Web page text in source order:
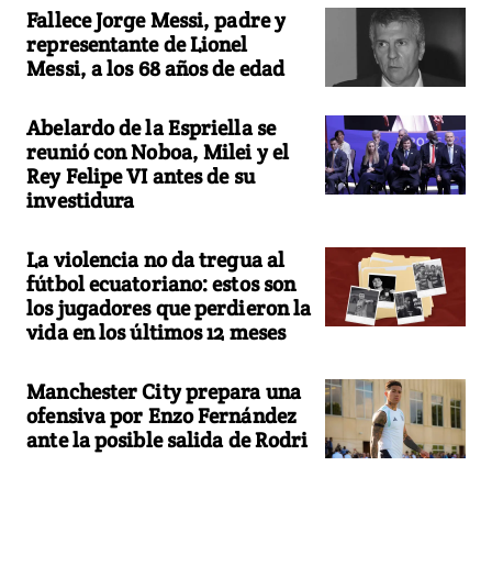
Fallece Jorge Messi, padre y
representante de Lionel
Messi, a los 68 años de edad
Abelardo de la Espriella se
reunió con Noboa, Milei y el
Rey Felipe VI antes de su
investidura
La violencia no da tregua al
fútbol ecuatoriano: estos son
los jugadores que perdieron la
vida en los últimos 12 meses
Manchester City prepara una
ofensiva por Enzo Fernández
ante la posible salida de Rodri